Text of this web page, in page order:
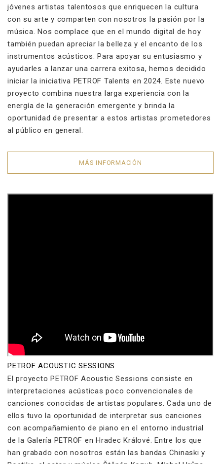
jóvenes artistas talentosos que enriquecen la cultura
con su arte y comparten con nosotros la pasión por la
música. Nos complace que en el mundo digital de hoy
también puedan apreciar la belleza y el encanto de los
instrumentos acústicos. Para apoyar su entusiasmo y
ayudarles a lanzar una carrera exitosa, hemos decidido
iniciar la iniciativa PETROF Talents en 2024. Este nuevo
proyecto combina nuestra larga experiencia con la
energía de la generación emergente y brinda la
oportunidad de presentar a estos artistas prometedores
al público en general.
MÁS INFORMACIÓN
PETROF ACOUSTIC SESSIONS
El proyecto PETROF Acoustic Sessions consiste en
interpretaciones acústicas poco convencionales de
canciones conocidas de artistas populares. Cada uno de
ellos tuvo la oportunidad de interpretar sus canciones
con acompañamiento de piano en el entorno industrial
de la Galería PETROF en Hradec Králové. Entre los que
han grabado con nosotros están las bandas Chinaski y